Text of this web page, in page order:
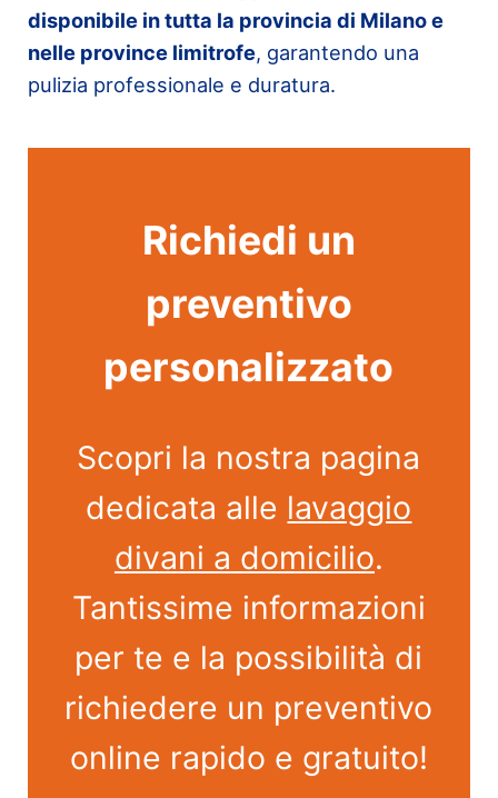
disponibile in tutta la provincia di Milano e
nelle province limitrofe, garantendo una
pulizia professionale e duratura.
Richiedi un
preventivo
personalizzato
Scopri la nostra pagina
dedicata alle lavaggio
divani a domicilio.
Tantissime informazioni
per te e la possibilità di
richiedere un preventivo
online rapido e gratuito!